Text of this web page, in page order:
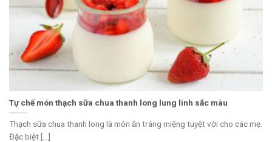
Tự chế món thạch sữa chua thanh long lung linh sắc màu
Thạch sữa chua thanh long là món ăn tráng miệng tuyệt vời cho các mẹ.
Đặc biệt [...]